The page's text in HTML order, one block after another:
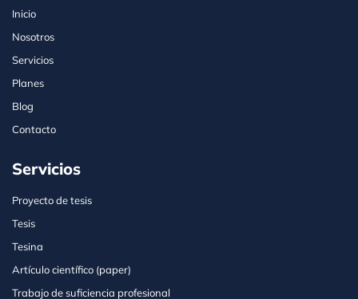
Inicio
Nosotros
Servicios
Planes
Blog
Contacto
Servicios
Proyecto de tesis
Tesis
Tesina
Artículo científico (paper)
Trabajo de suficiencia profesional